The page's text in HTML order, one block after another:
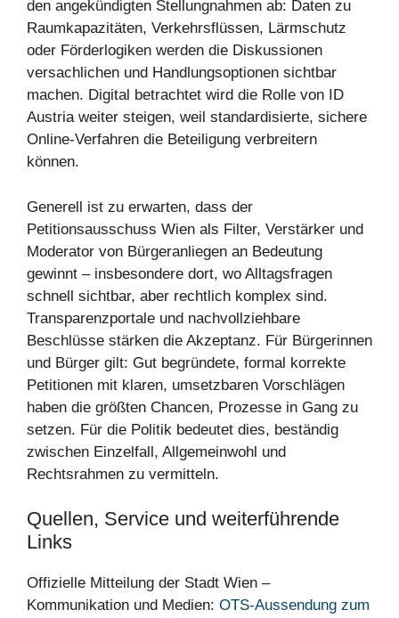
den angekündigten Stellungnahmen ab: Daten zu
Raumkapazitäten, Verkehrsflüssen, Lärmschutz
oder Förderlogiken werden die Diskussionen
versachlichen und Handlungsoptionen sichtbar
machen. Digital betrachtet wird die Rolle von ID
Austria weiter steigen, weil standardisierte, sichere
Online-Verfahren die Beteiligung verbreitern
können.
Generell ist zu erwarten, dass der
Petitionsausschuss Wien als Filter, Verstärker und
Moderator von Bürgeranliegen an Bedeutung
gewinnt – insbesondere dort, wo Alltagsfragen
schnell sichtbar, aber rechtlich komplex sind.
Transparenzportale und nachvollziehbare
Beschlüsse stärken die Akzeptanz. Für Bürgerinnen
und Bürger gilt: Gut begründete, formal korrekte
Petitionen mit klaren, umsetzbaren Vorschlägen
haben die größten Chancen, Prozesse in Gang zu
setzen. Für die Politik bedeutet dies, beständig
zwischen Einzelfall, Allgemeinwohl und
Rechtsrahmen zu vermitteln.
Quellen, Service und weiterführende
Links
Offizielle Mitteilung der Stadt Wien –
Kommunikation und Medien: OTS-Aussendung zum